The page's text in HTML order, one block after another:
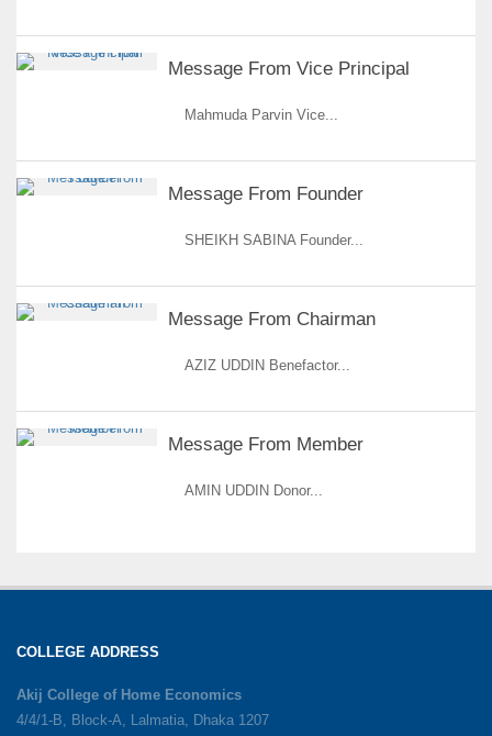
Message From Vice Principal
Mahmuda Parvin Vice...
Message From Founder
SHEIKH SABINA Founder...
Message From Chairman
AZIZ UDDIN Benefactor...
Message From Member
AMIN UDDIN Donor...
COLLEGE ADDRESS
Akij College of Home Economics
4/4/1-B, Block-A, Lalmatia, Dhaka 1207